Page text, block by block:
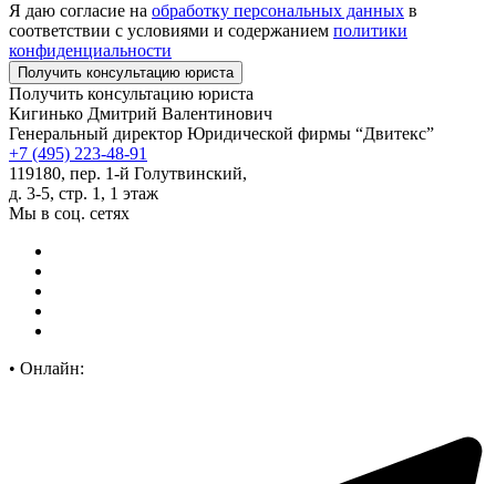
Я даю согласие на обработку персональных данных в
соответствии с условиями и содержанием политики
конфиденциальности
Получить консультацию юриста
Кигинько Дмитрий Валентинович
Генеральный директор Юридической фирмы “Двитекс”
+7 (495) 223-48-91
119180, пер. 1-й Голутвинский,
д. 3-5, стр. 1, 1 этаж
Мы в соц. сетях
• Онлайн: